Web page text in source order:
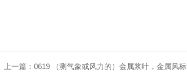
上一篇： 0619 （测气象或风力的）金属浆叶，金属风标